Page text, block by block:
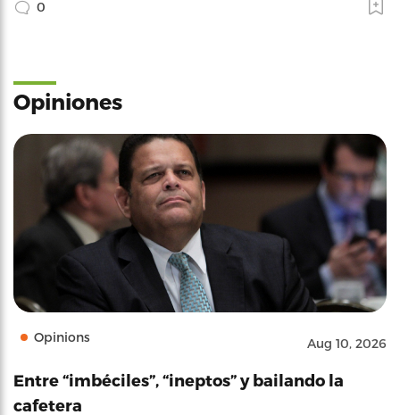
0
Opiniones
Opinions Aug 10, 2026
Entre “imbéciles”, “ineptos” y bailando la
cafetera